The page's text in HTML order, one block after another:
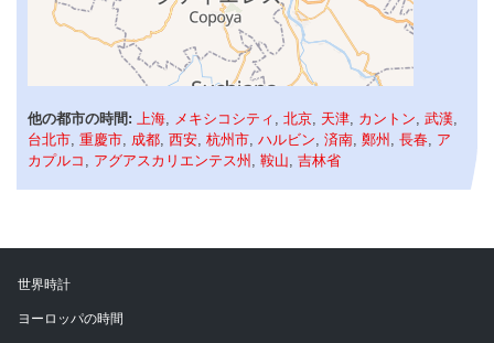
他の都市の時間: 上海 メキシコシティ 北京 天津 カントン 武漢
台北市 重慶市 成都 西安 杭州市 ハルビン 済南 鄭州 長春 ア
カプルコ
アグアスカリエンテス州 鞍山 吉林省
世界時計
ヨーロッパの時間